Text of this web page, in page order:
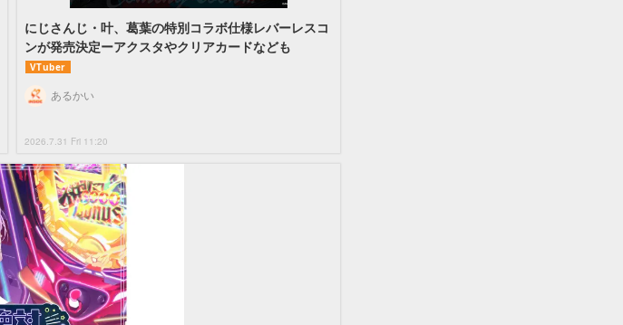
にじさんじ・叶、葛葉の特別コラボ仕様レバーレスコ
ンが発売決定ーアクスタやクリアカードなども
VTuber
2026.7.31 Fri 11:20
あるかい